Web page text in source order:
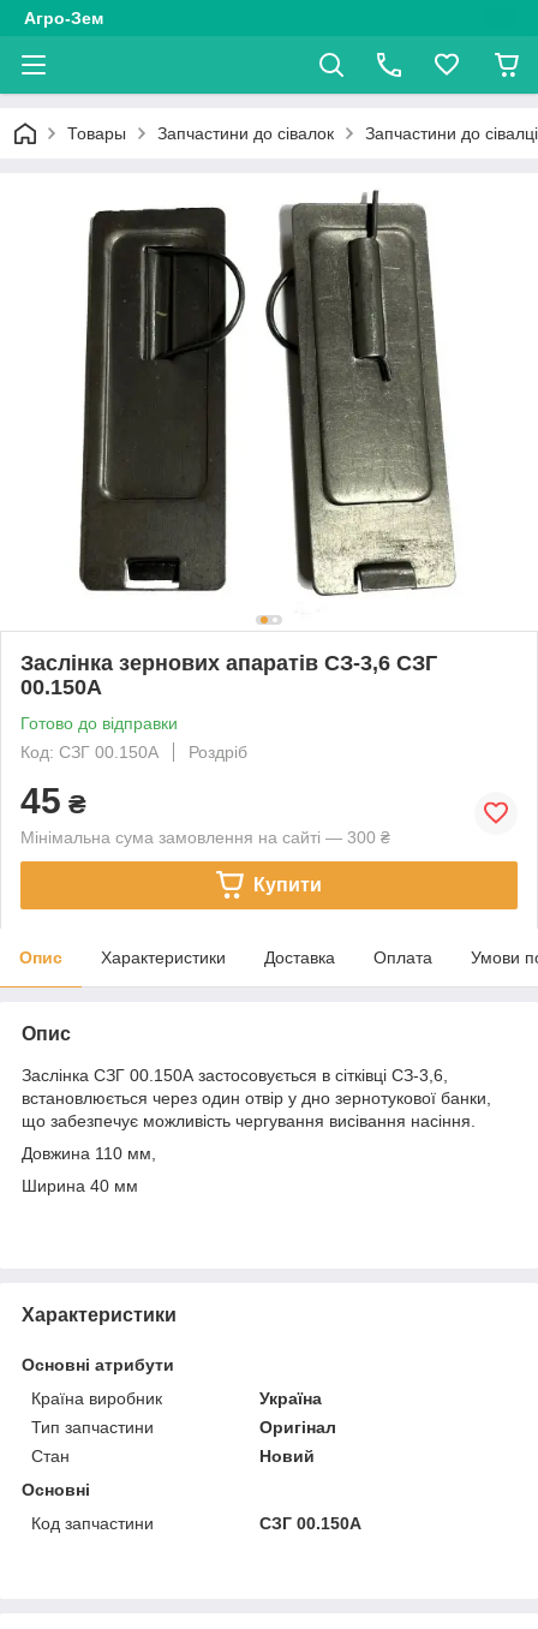
Агро-Зем
Товары Запчастини до сівалок Запчастини до
Заслінка зернових апаратів СЗ-3,6 СЗГ
00.150А
Готово до відправки
Код: СЗГ 00.150А
Роздріб
45 ₴
Мінімальна сума замовлення на сайті — 300 ₴
Купити
Опис Характеристики Доставка Оплата Умови
Опис
Заслінка СЗГ 00.150А застосовується в сітківці СЗ-3,6,
встановлюється через один отвір у дно зернотукової банки,
що забезпечує можливість чергування висівання насіння.
Довжина 110 мм,
Ширина 40 мм
Характеристики
Основні атрибути
Країна виробник
Україна
Тип запчастини
Оригінал
Стан
Новий
Основні
Код запчастини
СЗГ 00.150А